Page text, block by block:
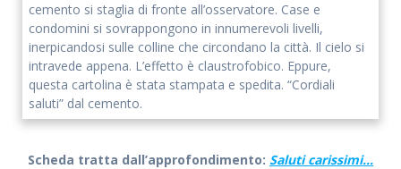
cemento si staglia di fronte all’osservatore. Case e
condomini si sovrappongono in innumerevoli livelli,
inerpicandosi sulle colline che circondano la città. Il cielo si
intravede appena. L’effetto è claustrofobico. Eppure,
questa cartolina è stata stampata e spedita. “Cordiali
saluti” dal cemento.
Scheda tratta dall’approfondimento: Saluti carissimi…